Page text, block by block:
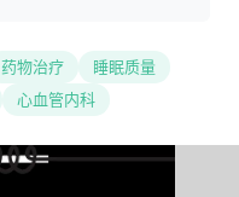
药物治疗
睡眠质量
心血管内科